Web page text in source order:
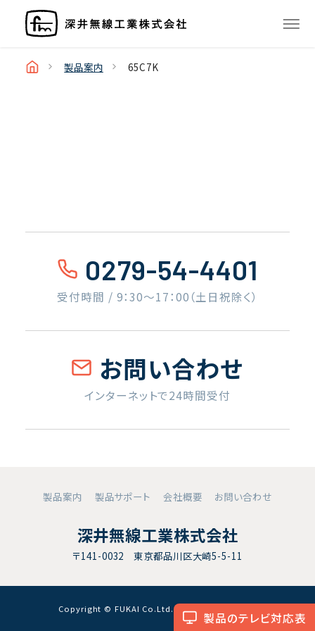
製品のテレビ対応表
製品案内 65C7K
0279-54-4401
受付時間 / 9：30〜17：00（土日祝除く）
お問い合わせ
インターネットで24時間受付
製品案内 製品サポート 会社概要 お問い合わせ
深井無線工業株式会社
〒141-0032 東京都品川区大崎5-5-11
Copyright © FUKAI Co.Ltd. All RightsReserved.